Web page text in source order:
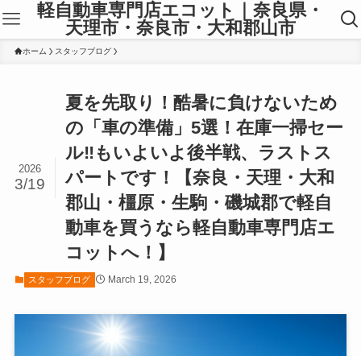
軽自動車専門店エコット｜奈良県・
天理市・奈良市・大和郡山市
ホーム スタッフブログ
夏を先取り！酷暑に負けないため
の「車の準備」5選！在庫一掃セー
ル‼もいよいよ後半戦、ラストス
パートです！【奈良・天理・大和
郡山・橿原・生駒・磯城郡で軽自
動車を買うなら軽自動車専門店エ
コットへ！】
2026
3/19
スタッフブログ March 19, 2026